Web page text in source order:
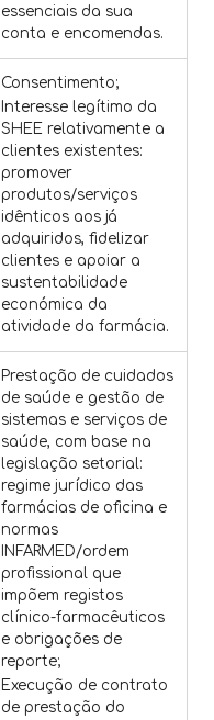
essenciais da sua
conta e encomendas.
Consentimento;
Interesse legítimo da
SHEE relativamente a
clientes existentes:
promover
produtos/serviços
idênticos aos já
adquiridos, fidelizar
clientes e apoiar a
sustentabilidade
económica da
atividade da farmácia.
Prestação de cuidados
de saúde e gestão de
sistemas e serviços de
saúde, com base na
legislação setorial:
regime jurídico das
farmácias de oficina e
normas
INFARMED/ordem
profissional que
impõem registos
clínico-farmacêuticos
e obrigações de
reporte;
Execução de contrato
de prestação do